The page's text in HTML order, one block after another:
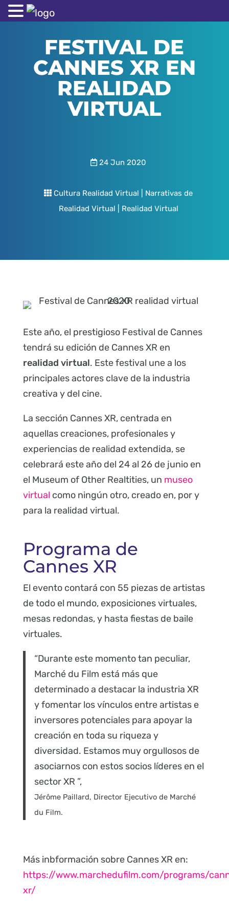
FESTIVAL DE
CANNES XR EN
REALIDAD
VIRTUAL
24 Jun 2020
Cultura Realidad Virtual
Narrativas de
Realidad Virtual
Realidad Virtual
Este año, el prestigioso Festival de Cannes
tendrá su edición de Cannes XR en
realidad virtual. Este festival une a los
principales actores clave de la industria
creativa y del cine.
La sección Cannes XR, centrada en
aquellas creaciones, profesionales y
experiencias de realidad extendida, se
celebrará este año del 24 al 26 de junio en
el Museum of Other Realtities, un museo
virtual como ningún otro, creado en, por y
para la realidad virtual.
Programa de
Cannes XR
El evento contará con 55 piezas de artistas
de todo el mundo, exposiciones virtuales,
mesas redondas, y hasta fiestas de baile
virtuales.
“Durante este momento tan peculiar,
Marché du Film está más que
determinado a destacar la industria XR
y fomentar los vínculos entre artistas e
inversores potenciales para apoyar la
creación en toda su riqueza y
diversidad. Estamos muy orgullosos de
asociarnos con estos socios líderes en el
sector XR ”,
Jérôme Paillard, Director Ejecutivo de Marché
du Film.
Más inbformación sobre Cannes XR en:
https://www.marchedufilm.com/programs/
xr/